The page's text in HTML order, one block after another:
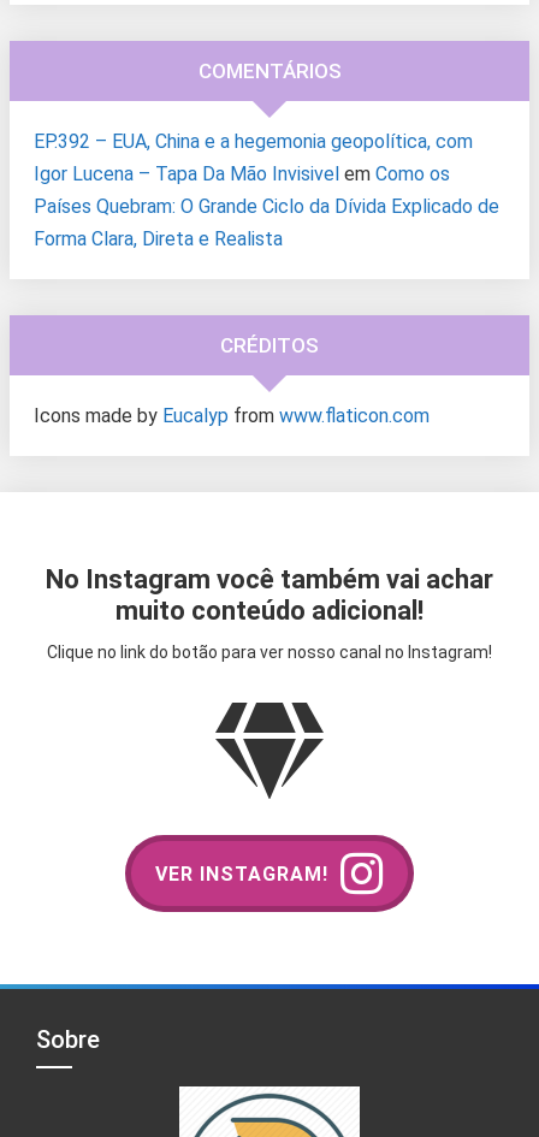
COMENTÁRIOS
EP.392 – EUA, China e a hegemonia geopolítica, com
Igor Lucena – Tapa Da Mão Invisivel em Como os
Países Quebram: O Grande Ciclo da Dívida Explicado de
Forma Clara, Direta e Realista
CRÉDITOS
Icons made by Eucalyp from www.flaticon.com
No Instagram você também vai achar
muito conteúdo adicional!
Clique no link do botão para ver nosso canal no Instagram!
VER INSTAGRAM!
Sobre